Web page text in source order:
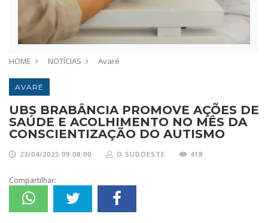
HOME NOTÍCIAS Avaré
AVARÉ
UBS BRABÂNCIA PROMOVE AÇÕES DE
SAÚDE E ACOLHIMENTO NO MÊS DA
CONSCIENTIZAÇÃO DO AUTISMO
23/04/2025 09:08:00 O SUDOESTE 418
Compartilhar: